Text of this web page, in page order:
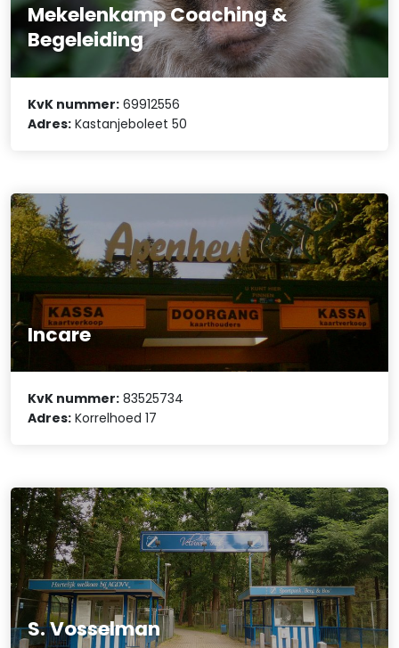
Mekelenkamp Coaching &
Begeleiding
KvK nummer: 69912556
Adres: Kastanjeboleet 50
Incare
KvK nummer: 83525734
Adres: Korrelhoed 17
S. Vosselman